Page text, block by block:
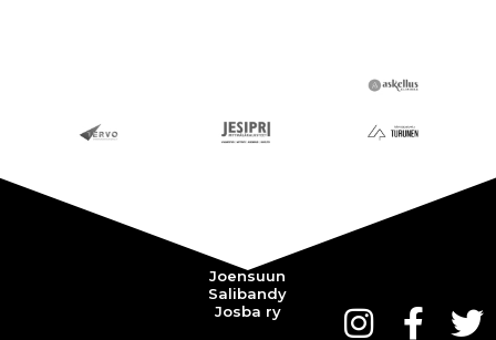
Joensuun
Salibandy
Josba ry